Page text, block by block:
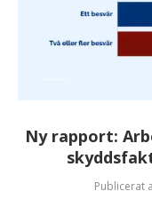
Ny rapport:
Publicerat